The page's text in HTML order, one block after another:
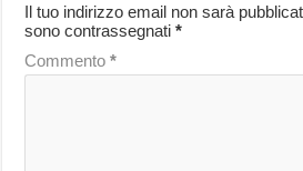
Il tuo indirizzo email non sarà
sono contrassegnati*
Commento*